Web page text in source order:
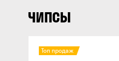
ЧИПСЫ
Топ продаж